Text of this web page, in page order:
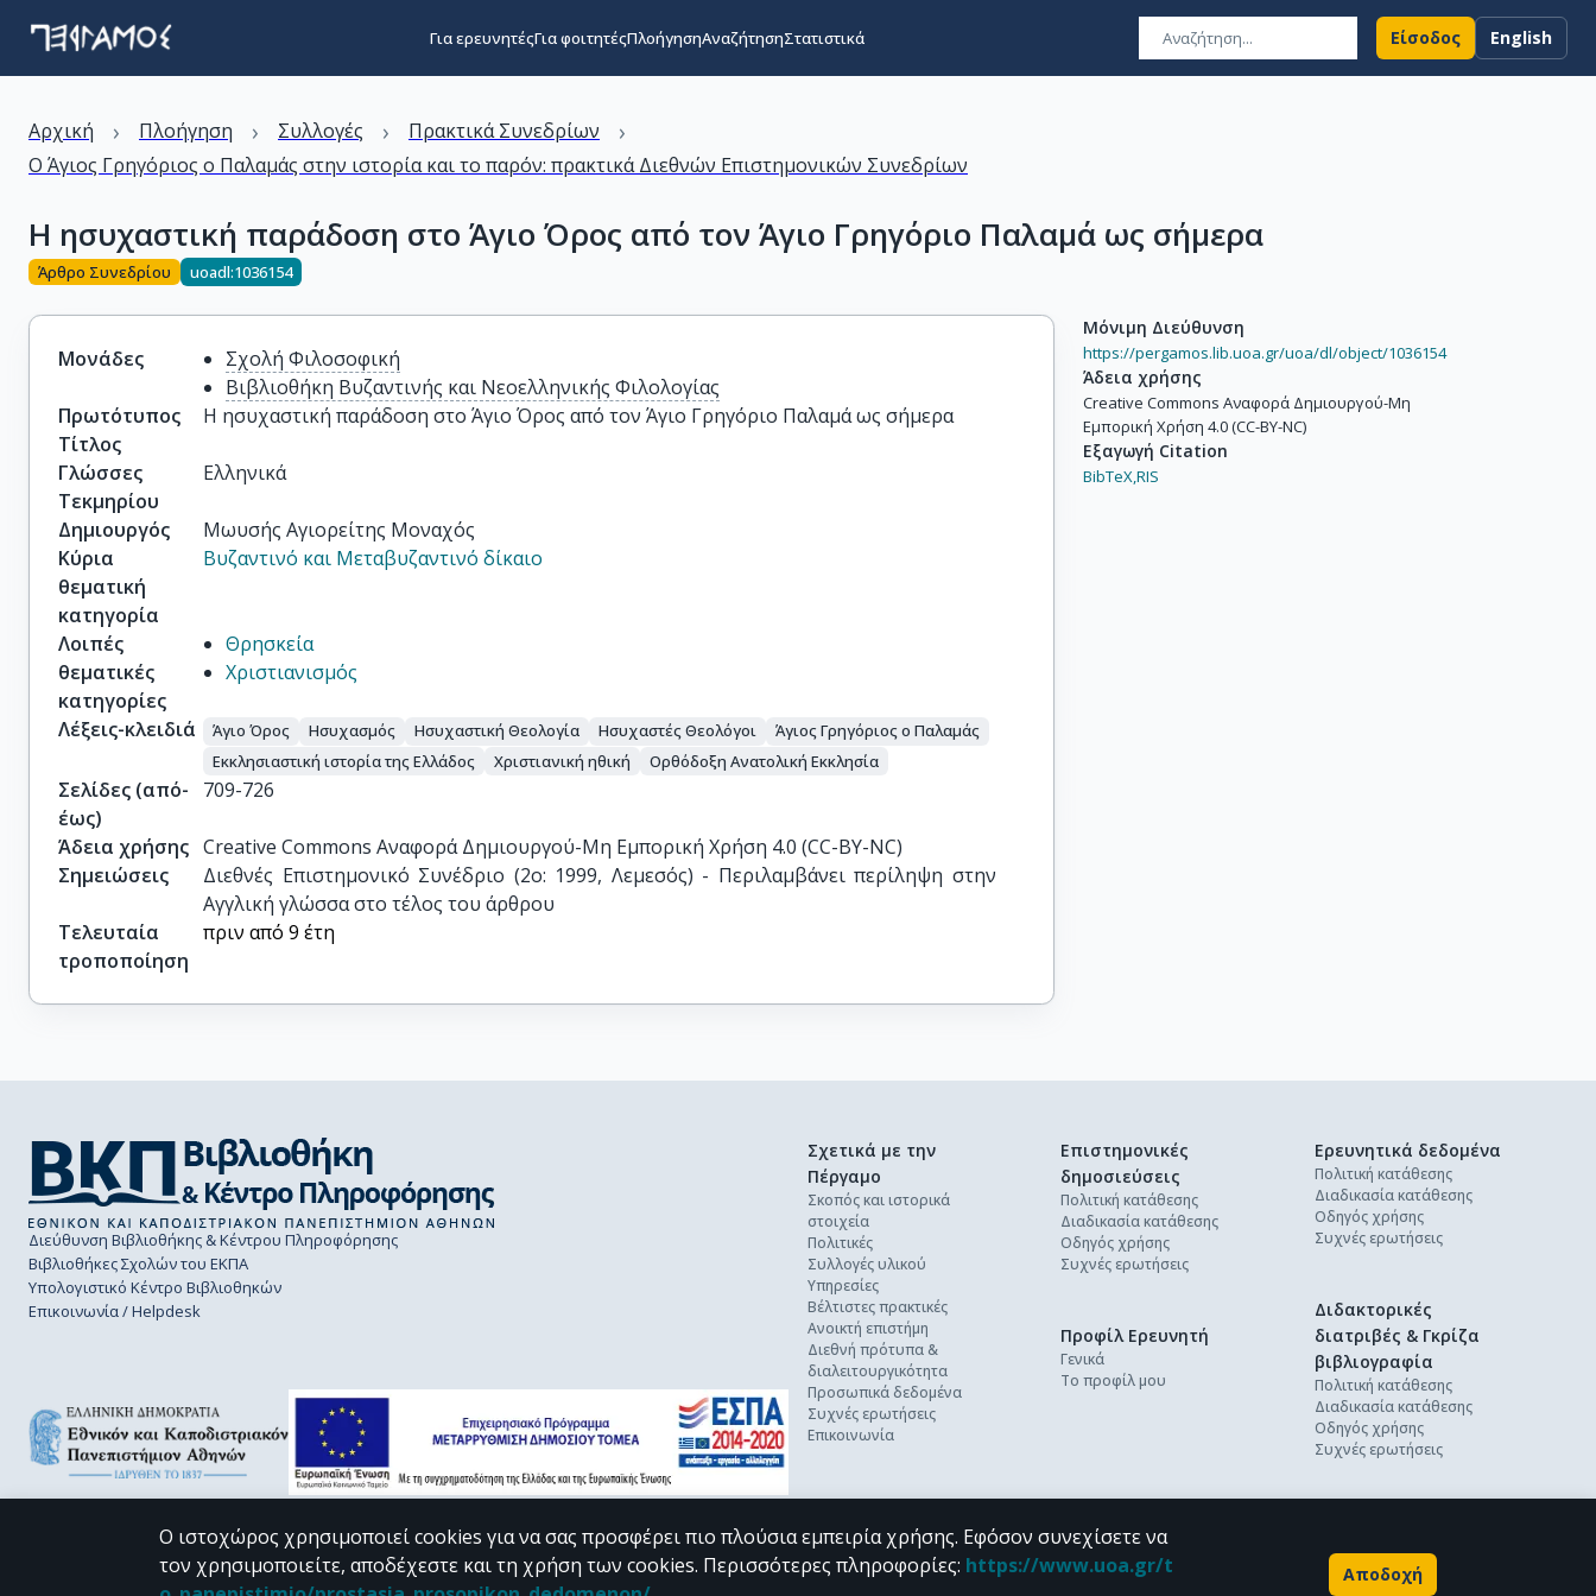
Για ερευνητέςΓια φοιτητέςΠλοήγησηΑναζήτησηΣτατιστικά Είσοδος English
Αρχική › Πλοήγηση › Συλλογές › Πρακτικά Συνεδρίων ›
Ο Άγιος Γρηγόριος ο Παλαμάς στην ιστορία και το παρόν: πρακτικά Διεθνών Επιστημονικών Συνεδρίων
Η ησυχαστική παράδοση στο Άγιο Όρος από τον Άγιο Γρηγόριο Παλαμά ως σήμερα
Άρθρο Συνεδρίου uoadl:1036154
Μονάδες
Σχολή Φιλοσοφική
Βιβλιοθήκη Βυζαντινής και Νεοελληνικής Φιλολογίας
Πρωτότυπος
Τίτλος
Η ησυχαστική παράδοση στο Άγιο Όρος από τον Άγιο Γρηγόριο Παλαμά ως σήμερα
Γλώσσες
Τεκμηρίου
Ελληνικά
Δημιουργός
Μωυσής Αγιορείτης Μοναχός
Κύρια
θεματική
κατηγορία
Βυζαντινό και Μεταβυζαντινό δίκαιο
Λοιπές
θεματικές
κατηγορίες
Θρησκεία
Χριστιανισμός
Λέξεις-κλειδιά Άγιο Όρος Ησυχασμός Ησυχαστική Θεολογία Ησυχαστές Θεολόγοι
Άγιος Γρηγόριος ο Παλαμάς
Εκκλησιαστική ιστορία της Ελλάδος
Χριστιανική ηθική Ορθόδοξη Ανατολική Εκκλησία
Σελίδες (από-
έως)
709-726
Άδεια χρήσης Creative Commons Αναφορά Δημιουργού-Μη Εμπορική Χρήση 4.0 (CC-BY-NC)
Σημειώσεις
Διεθνές Επιστημονικό Συνέδριο (2ο: 1999, Λεμεσός) - Περιλαμβάνει περίληψη στην
Αγγλική γλώσσα στο τέλος του άρθρου
Τελευταία
τροποποίηση
πριν από 9 έτη
Μόνιμη Διεύθυνση
https://pergamos.lib.uoa.gr/uoa/dl/object/1036154
Άδεια χρήσης
Creative Commons Αναφορά Δημιουργού-Μη
Εμπορική Χρήση 4.0 (CC-BY-NC)
Εξαγωγή Citation
BibTeX,RIS
Διεύθυνση Βιβλιοθήκης & Κέντρου Πληροφόρησης
Βιβλιοθήκες Σχολών του ΕΚΠΑ
Υπολογιστικό Κέντρο Βιβλιοθηκών
Επικοινωνία / Helpdesk
Σχετικά με την
Πέργαμο
Σκοπός και ιστορικά
στοιχεία
Πολιτικές
Συλλογές υλικού
Υπηρεσίες
Βέλτιστες πρακτικές
Ανοικτή επιστήμη
Διεθνή πρότυπα &
διαλειτουργικότητα
Προσωπικά δεδομένα
Συχνές ερωτήσεις
Επικοινωνία
Επιστημονικές
δημοσιεύσεις
Πολιτική κατάθεσης
Διαδικασία κατάθεσης
Οδηγός χρήσης
Συχνές ερωτήσεις
Ερευνητικά δεδομένα
Πολιτική κατάθεσης
Διαδικασία κατάθεσης
Οδηγός χρήσης
Συχνές ερωτήσεις
Διδακτορικές
διατριβές & Γκρίζα
βιβλιογραφία
Πολιτική κατάθεσης
Διαδικασία κατάθεσης
Οδηγός χρήσης
Συχνές ερωτήσεις
Προφίλ Ερευνητή
Γενικά
Το προφίλ μου
CC BY-NC 4.0
Ο ιστοχώρος χρησιμοποιεί cookies για να σας προσφέρει πιο πλούσια εμπειρία χρήσης. Εφόσον συνεχίσετε να
τον χρησιμοποιείτε, αποδέχεστε και τη χρήση των cookies. Περισσότερες πληροφορίες: https://www.uoa.gr/t
Αποδοχή